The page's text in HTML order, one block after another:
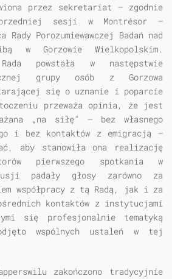
przez sekretariat — zgodnie
sesji w Montrésor —
Porozumiewawczej Badań nad
w Gorzowie Wielkopolskim.
powstała w następstwie
grupy osób z Gorzowa
się o uznanie i poparcie
przeważa opinia, że jest
„na siłę" — bez własnego
i bez kontaktów z emigracją —
aby stanowiła ona realizację
pierwszego spotkania w
padały głosy zarówno za
współpracy z tą Radą, jak i za
kontaktów z instytucjami
się profesjonalnie tematyką
wspólnych ustaleń w tej
zakończono tradycyjnie